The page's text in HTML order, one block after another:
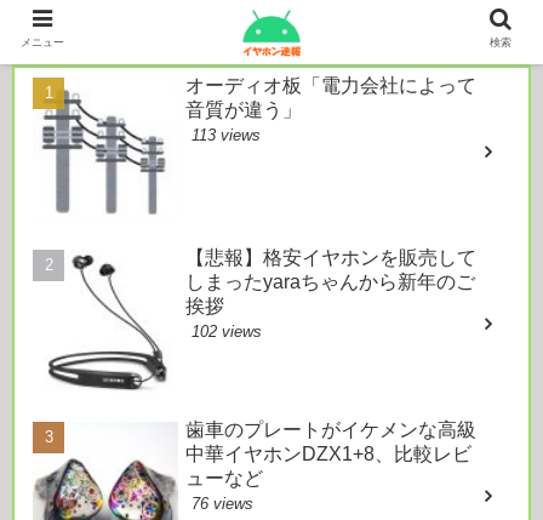
本日のおすすめ
オーディオ板「電力会社によって
音質が違う」
113 views
【悲報】格安イヤホンを販売して
しまったyaraちゃんから新年のご
挨拶
102 views
歯車のプレートがイケメンな高級
中華イヤホンDZX1+8、比較レビ
ューなど
76 views
メニュー 検索